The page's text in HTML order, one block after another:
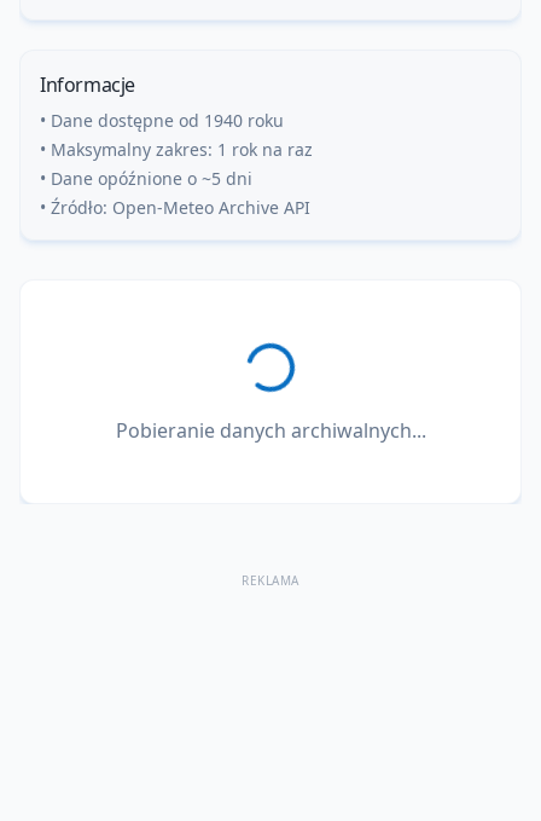
Informacje
• Dane dostępne od 1940 roku
• Maksymalny zakres: 1 rok na raz
• Dane opóźnione o ~5 dni
• Źródło: Open-Meteo Archive API
Pobieranie danych archiwalnych...
REKLAMA